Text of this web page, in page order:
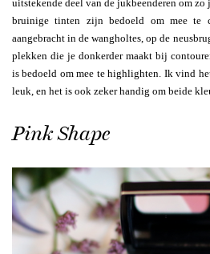
uitstekende deel van de jukbeenderen om zo
bruinige tinten zijn bedoeld om mee te
aangebracht in de wangholtes, op de
plekken die je donkerder maakt bij
is bedoeld om mee te highlighten. Ik vind
leuk, en het is ook zeker handig om beide
Pink Shape